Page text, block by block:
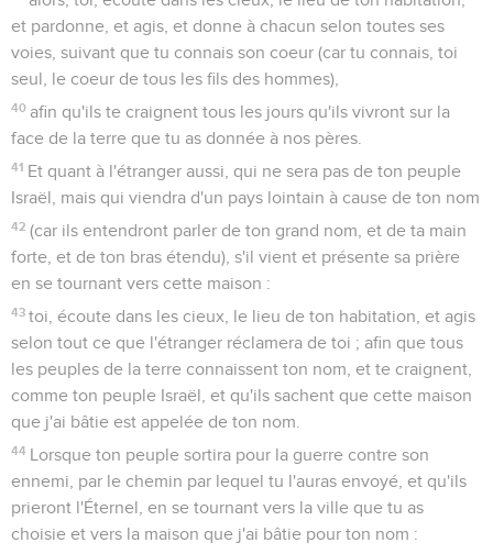
et pardonne, et agis, et donne à chacun selon toutes ses
voies, suivant que tu connais son coeur (car tu connais, toi
seul, le coeur de tous les fils des hommes),
40 afin qu'ils te craignent tous les jours qu'ils vivront sur la
face de la terre que tu as donnée à nos pères.
41 Et quant à l'étranger aussi, qui ne sera pas de ton peuple
Israël, mais qui viendra d'un pays lointain à cause de ton nom
42 (car ils entendront parler de ton grand nom, et de ta main
forte, et de ton bras étendu), s'il vient et présente sa prière
en se tournant vers cette maison :
43 toi, écoute dans les cieux, le lieu de ton habitation, et agis
selon tout ce que l'étranger réclamera de toi ; afin que tous
les peuples de la terre connaissent ton nom, et te craignent,
comme ton peuple Israël, et qu'ils sachent que cette maison
que j'ai bâtie est appelée de ton nom.
44 Lorsque ton peuple sortira pour la guerre contre son
ennemi, par le chemin par lequel tu l'auras envoyé, et qu'ils
prieront l'Éternel, en se tournant vers la ville que tu as
choisie et vers la maison que j'ai bâtie pour ton nom :